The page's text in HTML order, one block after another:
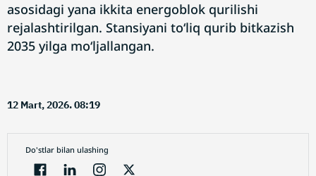
asosidagi yana ikkita energoblok qurilishi
rejalashtirilgan. Stansiyani to‘liq qurib bitkazish
2035 yilga mo‘ljallangan.
12 Mart, 2026. 08:19
Do'stlar bilan ulashing